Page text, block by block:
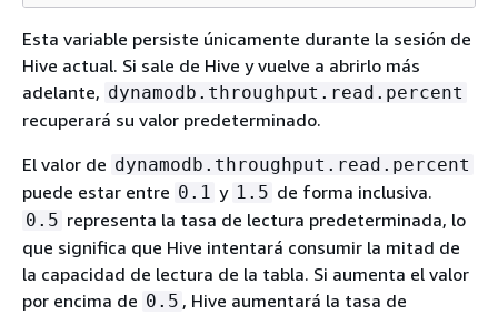
Esta variable persiste únicamente durante la sesión de
Hive actual. Si sale de Hive y vuelve a abrirlo más
adelante, dynamodb.throughput.read.percent
recuperará su valor predeterminado.
El valor de dynamodb.throughput.read.percent
puede estar entre 0.1 y 1.5 de forma inclusiva.
0.5 representa la tasa de lectura predeterminada, lo
que significa que Hive intentará consumir la mitad de
la capacidad de lectura de la tabla. Si aumenta el valor
por encima de 0.5 , Hive aumentará la tasa de